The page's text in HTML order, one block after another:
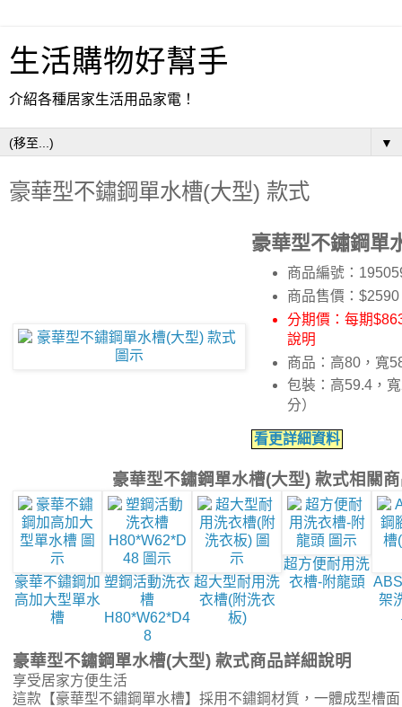
生活購物好幫手
介紹各種居家生活用品家電！
▼
豪華型不鏽鋼單水槽(大型) 款式
豪華型不鏽鋼單
商品編號：
商品售價：$2590
分期價：每期
說明
商品：高80，寬
包裝：高59.4，
分）
看更詳細資料
豪華型不鏽鋼單水槽(大型) 款式相關
豪華不鏽鋼加
高加大型單水
槽
塑鋼活動洗衣
槽
H80*W62*D4
8
超大型耐用洗
衣槽(附洗衣
板)
超方便耐用洗
衣槽-附龍頭
架
豪華型不鏽鋼單水槽(大型) 款式商品詳細說明
享受居家方便生活
這款【豪華型不鏽鋼單水槽】採用不鏽鋼材質，一體成型槽